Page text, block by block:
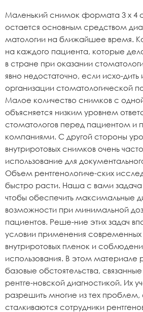
Маленький снимок формата 3 х 4
остается основным средством
матологии на ближайшее время.
на каждого пациента, которые
в стране при оказании
явно недостаточно, если исхо-дить
организации стоматологической
Малое количество снимков с
объясняется низким уровнем
стоматологов перед пациентом и
компаниями. С другой стороны
внутриротовых снимков очень
использование для
Объем рентгенологиче-ских
быстро расти. Наша с вами задача
чтобы обеспечить максимальные
возможности при минимальной
пациентов. Реше-ние этих задач
условии применения современных
внутриротовых пленок и
использования. В этом
базовые обстоятельства,
рентге-новской диагностикой. Их
разрешить многие из тех
сталкиваются сотрудники